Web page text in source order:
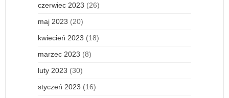
czerwiec 2023 (26)
maj 2023 (20)
kwiecień 2023 (18)
marzec 2023 (8)
luty 2023 (30)
styczeń 2023 (16)